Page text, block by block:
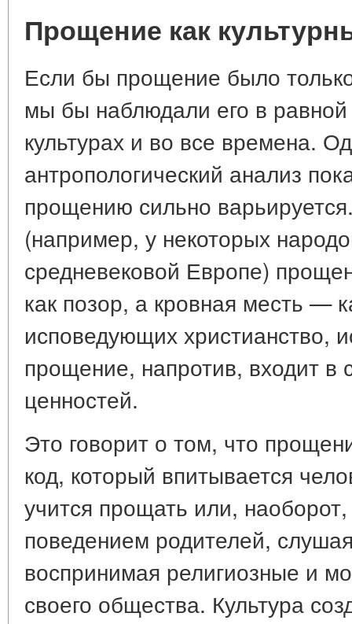
Прощение как
Если бы прощение было
мы бы наблюдали его в равной
культурах и во все времена.
антропологический анализ
прощению сильно
(например, у некоторых
средневековой Европе)
как позор, а кровная месть —
исповедующих христианство,
прощение, напротив, входит в
ценностей.
Это говорит о том, что
код, который впитывается
учится прощать или,
поведением родителей,
воспринимая религиозные и
своего общества. Культура